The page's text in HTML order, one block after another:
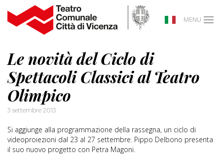
MENU
Le novità del Ciclo di
Spettacoli Classici al Teatro
Olimpico
3 settembre 2013
Si aggiunge alla programmazione della rassegna, un ciclo di
videoproiezioni dal 23 al 27 settembre. Pippo Delbono presenta
il suo nuovo progetto con Petra Magoni.